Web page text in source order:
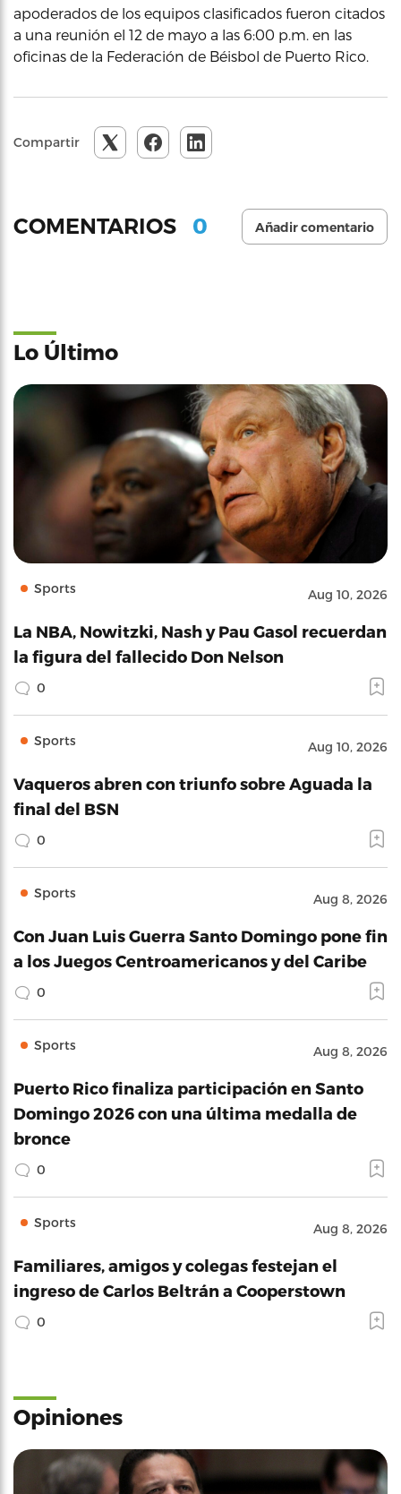
apoderados de los equipos clasificados fueron citados
a una reunión el 12 de mayo a las 6:00 p.m. en las
oficinas de la Federación de Béisbol de Puerto Rico.
Compartir
COMENTARIOS 0 Añadir comentario
Lo Último
Sports Aug 10, 2026
La NBA, Nowitzki, Nash y Pau Gasol recuerdan
la figura del fallecido Don Nelson
0
Sports Aug 10, 2026
Vaqueros abren con triunfo sobre Aguada la
final del BSN
0
Sports Aug 8, 2026
Con Juan Luis Guerra Santo Domingo pone fin
a los Juegos Centroamericanos y del Caribe
0
Sports Aug 8, 2026
Puerto Rico finaliza participación en Santo
Domingo 2026 con una última medalla de
bronce
0
Sports Aug 8, 2026
Familiares, amigos y colegas festejan el
ingreso de Carlos Beltrán a Cooperstown
0
Opiniones